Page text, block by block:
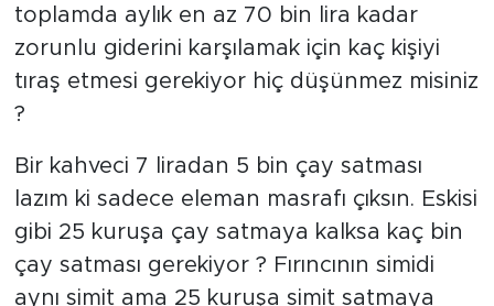
toplamda aylık en az 70 bin lira kadar
zorunlu giderini karşılamak için kaç kişiyi
tıraş etmesi gerekiyor hiç düşünmez misiniz
?
Bir kahveci 7 liradan 5 bin çay satması
lazım ki sadece eleman masrafı çıksın. Eskisi
gibi 25 kuruşa çay satmaya kalksa kaç bin
çay satması gerekiyor ? Fırıncının simidi
aynı simit ama 25 kuruşa simit satmaya